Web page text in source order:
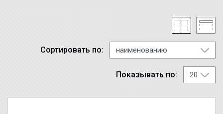
Сортировать по:
Показывать по: